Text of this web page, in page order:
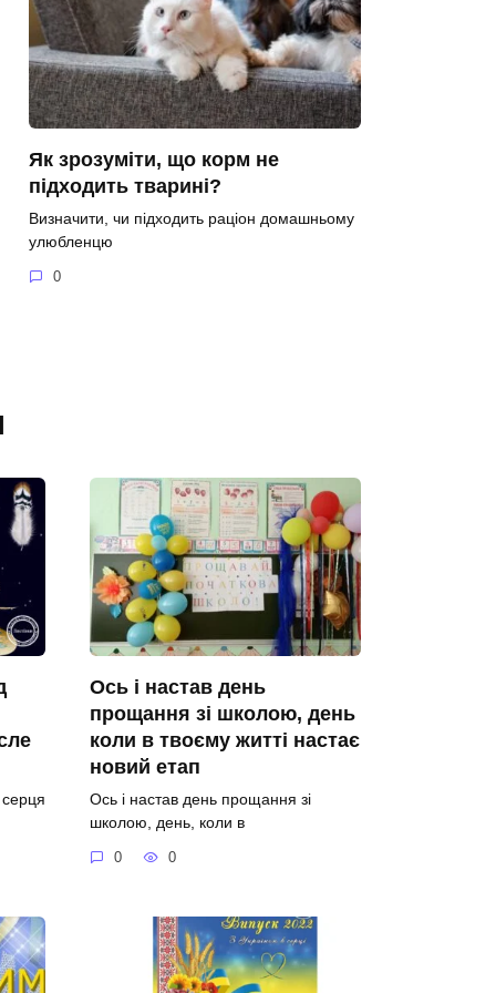
Як зрозуміти, що корм не
підходить тварині?
Визначити, чи підходить раціон домашньому
улюбленцю
0
серця
Ось і настав день
прощання зі школою, день
коли в твоєму житті настає
новий етап
Ось і настав день прощання зі
школою, день, коли в
0 0